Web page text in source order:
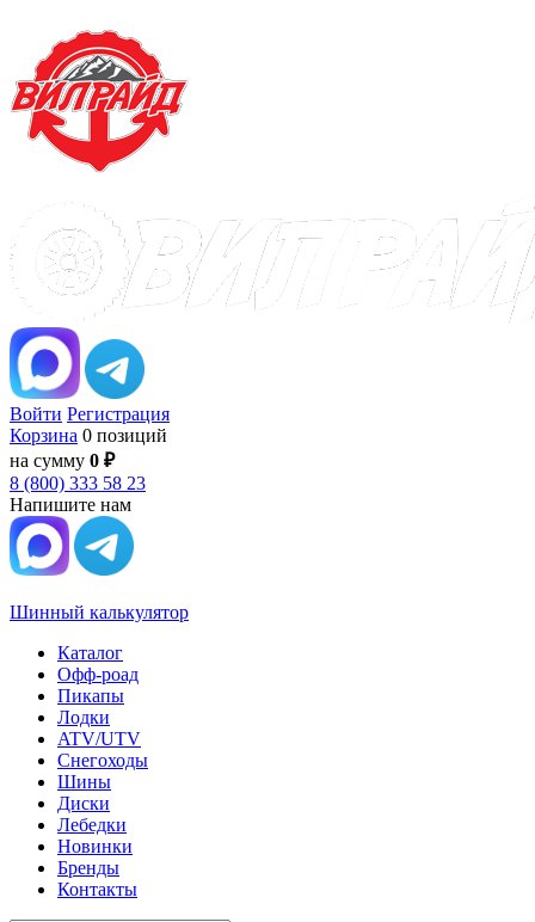
Войти Регистрация
Корзина 0 позиций
на сумму 0 ₽
8 (800) 333 58 23
Напишите нам
Шинный калькулятор
Каталог
Офф-роад
Пикапы
Лодки
ATV/UTV
Снегоходы
Шины
Диски
Лебедки
Новинки
Бренды
Контакты